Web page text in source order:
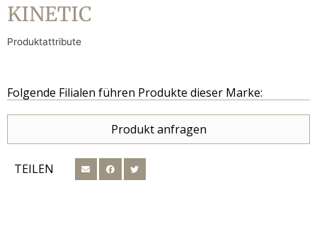
KINETIC
Produktattribute
Folgende Filialen führen Produkte dieser Marke:
Produkt anfragen
TEILEN